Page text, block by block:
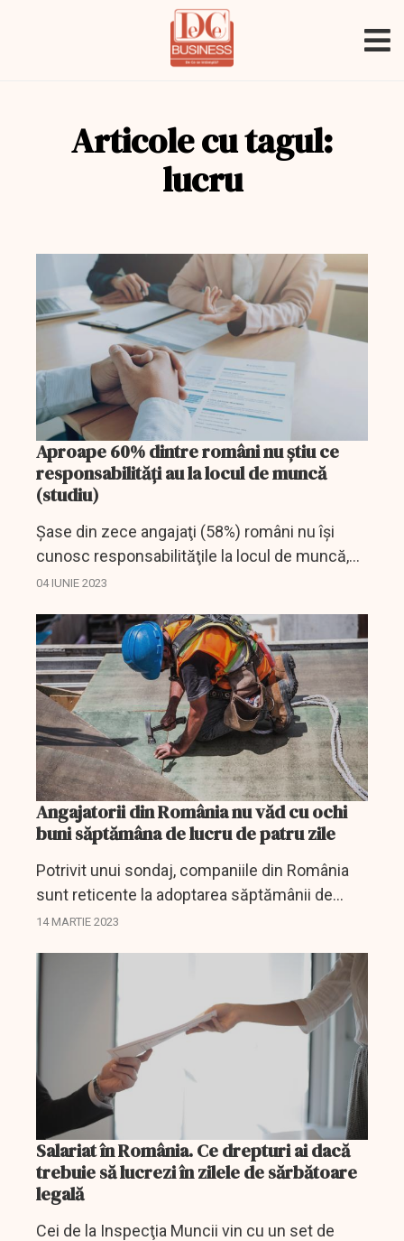
Articole cu tagul:
lucru
Aproape 60% dintre români nu ştiu ce
responsabilităţi au la locul de muncă
(studiu)
Şase din zece angajaţi (58%) români nu îşi
cunosc responsabilităţile la locul de muncă,
iar peste două treimi (67%) sunt rar evaluaţi de
04 IUNIE 2023
Angajatorii din România nu văd cu ochi
buni săptămâna de lucru de patru zile
Potrivit unui sondaj, companiile din România
sunt reticente la adoptarea săptămânii de
lucru de patru zile.
14 MARTIE 2023
Salariat în România. Ce drepturi ai dacă
trebuie să lucrezi în zilele de sărbătoare
legală
Cei de la Inspecţia Muncii vin cu un set de